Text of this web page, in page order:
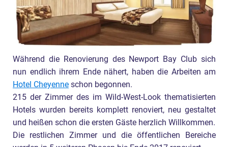
Während die Renovierung des Newport Bay Club sich
nun endlich ihrem Ende nähert, haben die Arbeiten am
Hotel Cheyenne schon begonnen.
215 der Zimmer des im Wild-West-Look thematisierten
Hotels wurden bereits komplett renoviert, neu gestaltet
und heißen schon die ersten Gäste herzlich Willkommen.
Die restlichen Zimmer und die öffentlichen Bereiche